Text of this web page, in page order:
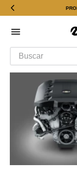
Buscar